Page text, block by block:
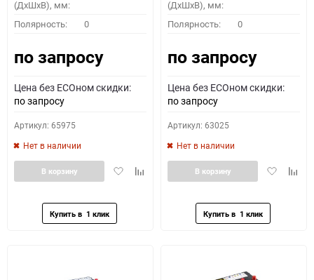
ПОДОБРАТЬ
Как определить полярность?
0 - обратная 1 - прямая 3 - обратная 4 - прямая
(ДхШхВ), мм:
Полярность: 0
по запросу
Цена без ECOном скидки:
по запросу
Артикул: 65975
Нет в наличии
ДобавитьДобавить
В корзину
(ДхШхВ), мм:
Полярность: 0
по запросу
Цена без ECOном скидки:
по запросу
Артикул: 63025
Нет в наличии
Добавить
В корзину